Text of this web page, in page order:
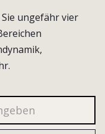
ungefähr vier